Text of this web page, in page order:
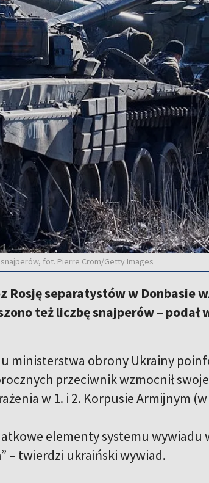
fot. Pierre Crom/Getty Images
Rosję separatystów w Donbasie
też liczbę snajperów –
ministerstwa obrony Ukrainy
przeciwnik wzmocnił
w 1. i 2. Korpusie Armijnym
elementy systemu wywiadu
– twierdzi ukraiński wywiad.